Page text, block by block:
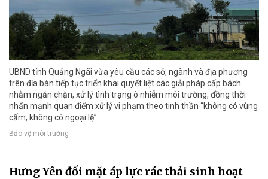
UBND tỉnh Quảng Ngãi vừa yêu cầu các sở, ngành và địa phương
trên địa bàn tiếp tục triển khai quyết liệt các giải pháp cấp bách
nhằm ngăn chặn, xử lý tình trạng ô nhiễm môi trường, đồng thời
nhấn mạnh quan điểm xử lý vi phạm theo tinh thần “không có vùng
cấm, không có ngoại lệ”.
Bảo vệ môi trường
Hưng Yên đối mặt áp lực rác thải sinh hoạt